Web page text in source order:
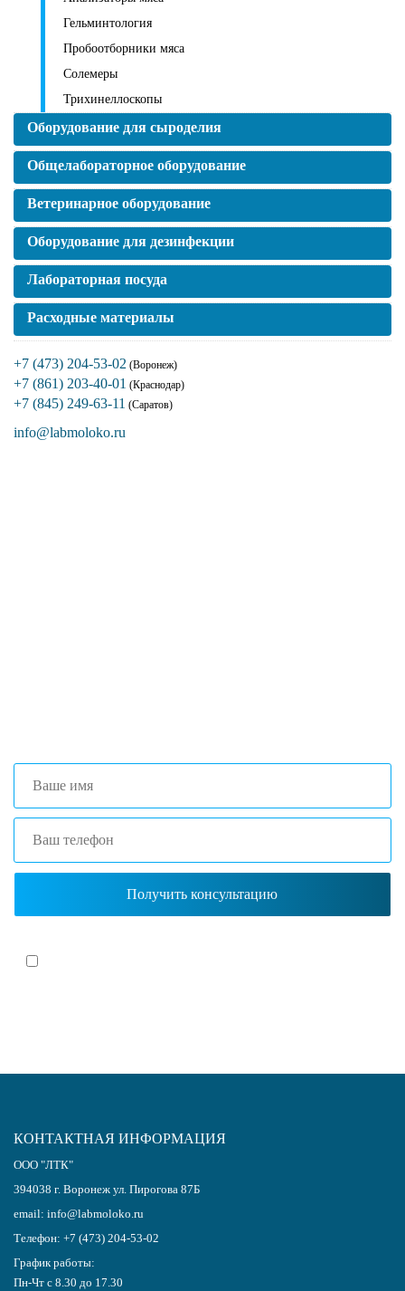
Гельминтология
Пробоотборники мяса
Солемеры
Трихинеллоскопы
Оборудование для сыроделия
Общелабораторное оборудование
Ветеринарное оборудование
Оборудование для дезинфекции
Лабораторная посуда
Расходные материалы
+7 (473) 204-53-02 (Воронеж)
+7 (861) 203-40-01 (Краснодар)
+7 (845) 249-63-11 (Саратов)
info@labmoloko.ru
КОНТАКТНАЯ ИНФОРМАЦИЯ
ООО "ЛТК"
394038 г. Воронеж ул. Пирогова 87Б
email: info@labmoloko.ru
Телефон: +7 (473) 204-53-02
График работы:
Пн-Чт с 8.30 до 17.30